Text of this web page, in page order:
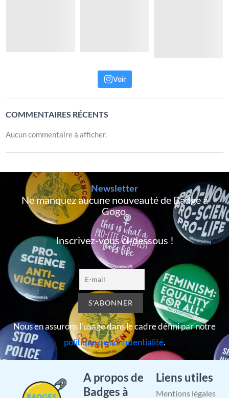
Voir
COMMENTAIRES RÉCENTS
Aucun commentaire à afficher.
Newsletter
Ne manquez aucune nouveauté de Badge à
Gogo,
Inscrivez-vous ci-dessous !
Nous en assurons l’usage dans le cadre défini par notre
politique de confidentialité.
A propos de
Badges à
Liens utiles
Mentions légales